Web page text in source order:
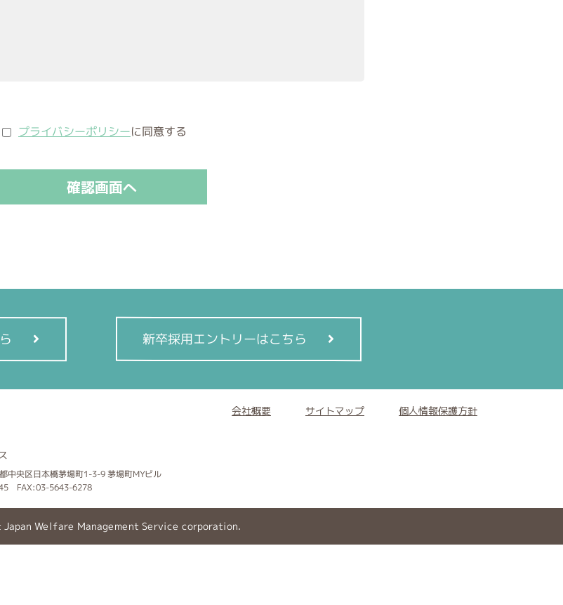
プライバシーポリシーに同意する
新卒採用エントリーはこちら
会社概要 サイトマップ 個人情報保護方針
中央区日本橋茅場町1-3-9 茅場町MYビル
FAX:03-5643-6278
Welfare Management Service corporation.